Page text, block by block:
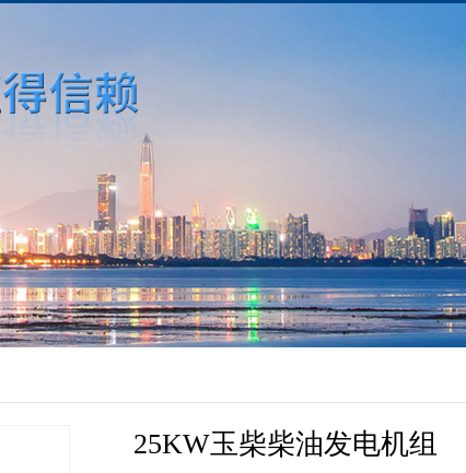
25KW玉柴柴油发电机组